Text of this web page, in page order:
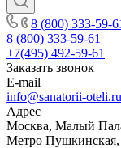
8 (800) 333-59-
8 (800) 333-59-61
+7(495) 492-59-61
Заказать звонок
E-mail
info@sanatorii-oteli.ru
Адрес
Москва, Малый
Метро Пушкинская,